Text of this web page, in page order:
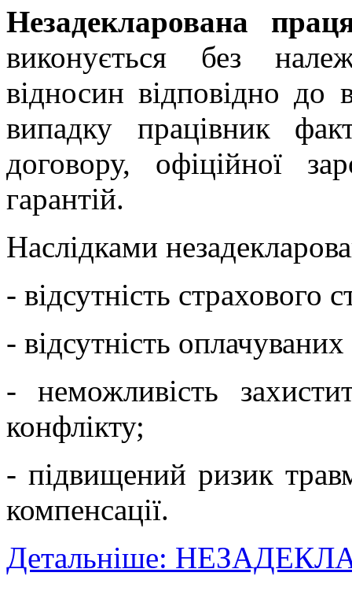
Незадекларована
виконується без
відносин відповідно до
випадку працівник
договору, офіційної
гарантій.
Наслідками
- відсутність страхового
- відсутність
- неможливість
конфлікту;
- підвищений ризик
компенсації.
Детальніше: